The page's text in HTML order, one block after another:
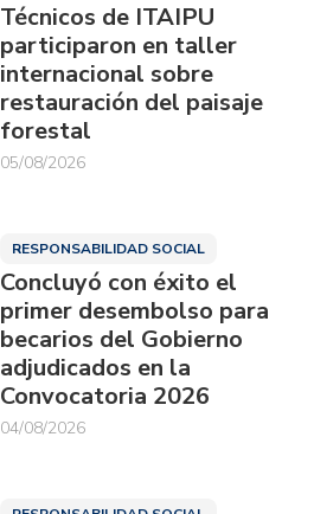
Técnicos de ITAIPU
participaron en taller
internacional sobre
restauración del paisaje
forestal
05/08/2026
RESPONSABILIDAD SOCIAL
Concluyó con éxito el
primer desembolso para
becarios del Gobierno
adjudicados en la
Convocatoria 2026
04/08/2026